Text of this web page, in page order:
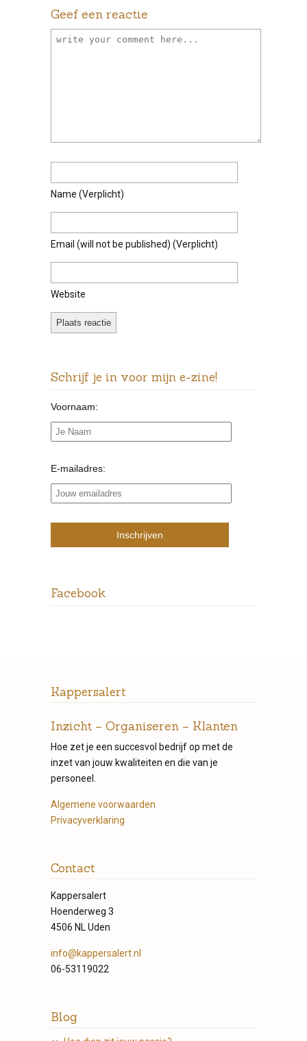
Geef een reactie
Name (verplicht)
Email (will not be published) (verplicht)
Website
Schrijf je in voor mijn e-zine!
Voornaam:
E-mailadres:
Facebook
Kappersalert
Inzicht – Organiseren – Klanten
Hoe zet je een succesvol bedrijf op met de
inzet van jouw kwaliteiten en die van je
personeel.
Algemene voorwaarden
Privacyverklaring
Contact
Kappersalert
Hoenderweg 3
4506 NL Uden
info@kappersalert.nl
06-53119022
Blog